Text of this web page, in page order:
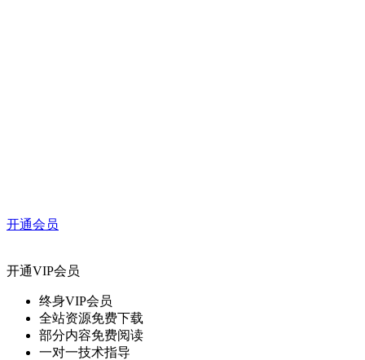
开通会员
开通VIP会员
终身VIP会员
全站资源免费下载
部分内容免费阅读
一对一技术指导